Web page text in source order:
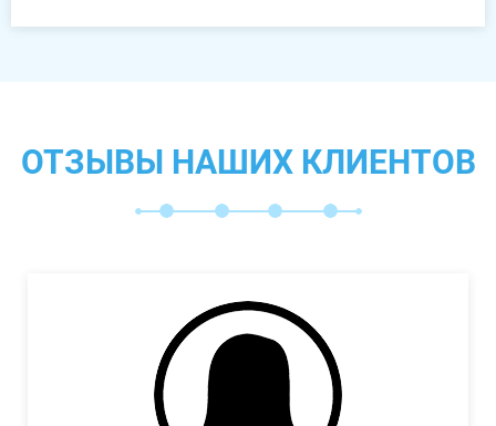
ОТЗЫВЫ НАШИХ КЛИЕНТОВ